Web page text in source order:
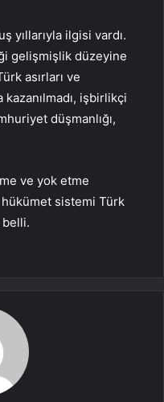
yıllarıyla ilgisi vardı.
gelişmişlik düzeyine
asırları ve
kazanılmadı, işbirlikçi
düşmanlığı,
ve yok etme
hükümet sistemi Türk